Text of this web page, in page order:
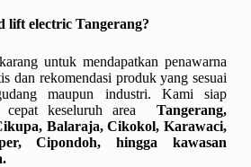
lift electric Tangerang?
untuk mendapatkan penawarna
dan rekomendasi produk yang sesuai
maupun industri. Kami siap
cepat keseluruh areaTangerang,
Balaraja, Cikokol, Karawaci,
Cipondoh, hingga kawasan